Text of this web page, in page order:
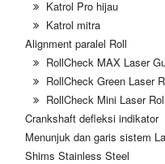
Katrol Pro hijau
Katrol mitra
Alignment paralel Roll
RollCheck MAX Laser
RollCheck Green Laser
RollCheck Mini Laser
Crankshaft defleksi indikator
Menunjuk dan garis sistem
Shims Stainless Steel